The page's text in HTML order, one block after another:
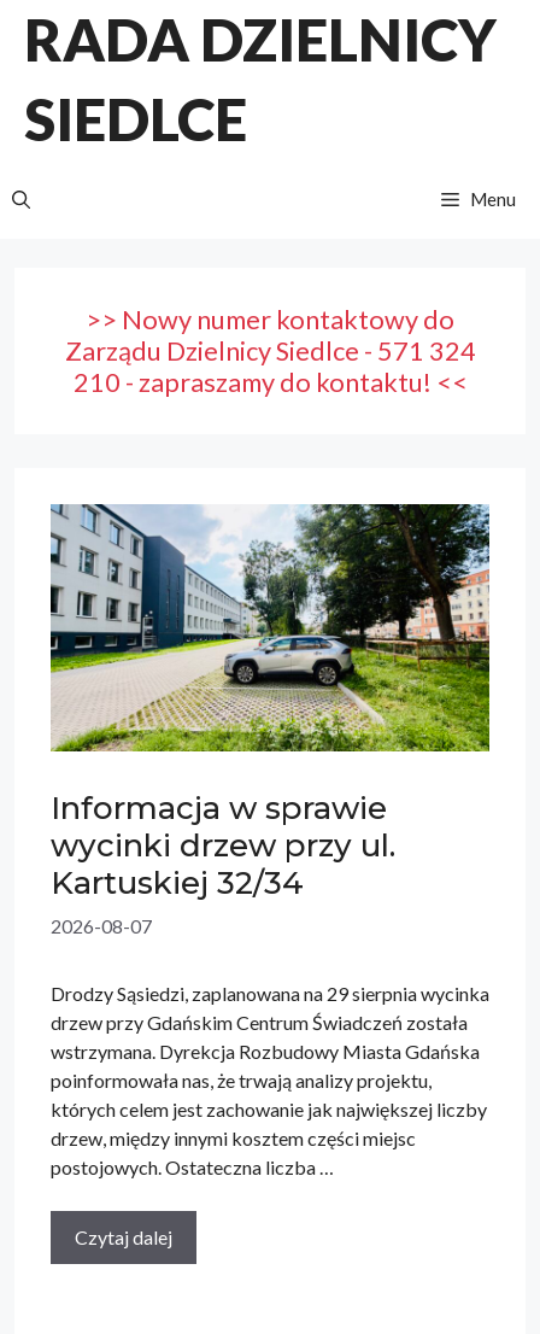
RADA DZIELNICY
SIEDLCE
Menu
>> Nowy numer kontaktowy do
Zarządu Dzielnicy Siedlce - 571 324
210 - zapraszamy do kontaktu! <<
Informacja w sprawie
wycinki drzew przy ul.
Kartuskiej 32/34
2026-08-07
Drodzy Sąsiedzi, zaplanowana na 29 sierpnia wycinka
drzew przy Gdańskim Centrum Świadczeń została
wstrzymana. Dyrekcja Rozbudowy Miasta Gdańska
poinformowała nas, że trwają analizy projektu,
których celem jest zachowanie jak największej liczby
drzew, między innymi kosztem części miejsc
postojowych. Ostateczna liczba …
Czytaj dalej